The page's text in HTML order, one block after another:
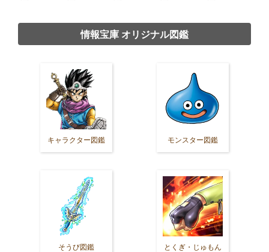
情報宝庫 オリジナル図鑑
キャラクター図鑑 モンスター図鑑
そうび図鑑 とくぎ・じゅもん